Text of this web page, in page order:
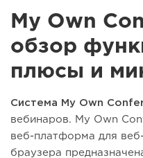
My Own
обзор
плюсы и
Система My Own
вебинаров. My Own
веб-платформа для
браузера